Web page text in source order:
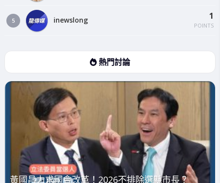
5 inewslong 1
POINTS
熱門討論
黃國昌力求國會改革！2026不排除選縣市長？